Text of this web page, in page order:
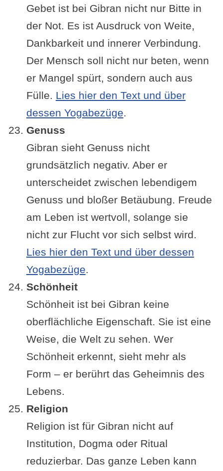
Gebet ist bei Gibran nicht nur Bitte in
der Not. Es ist Ausdruck von Weite,
Dankbarkeit und innerer Verbindung.
Der Mensch soll nicht nur beten, wenn
er Mangel spürt, sondern auch aus
Fülle. Lies hier den Text und über
dessen Yogabezüge.
Genuss
Gibran sieht Genuss nicht
grundsätzlich negativ. Aber er
unterscheidet zwischen lebendigem
Genuss und bloßer Betäubung. Freude
am Leben ist wertvoll, solange sie
nicht zur Flucht vor sich selbst wird.
Lies hier den Text und über dessen
Yogabezüge.
Schönheit
Schönheit ist bei Gibran keine
oberflächliche Eigenschaft. Sie ist eine
Weise, die Welt zu sehen. Wer
Schönheit erkennt, sieht mehr als
Form – er berührt das Geheimnis des
Lebens.
Religion
Religion ist für Gibran nicht auf
Institution, Dogma oder Ritual
reduzierbar. Das ganze Leben kann